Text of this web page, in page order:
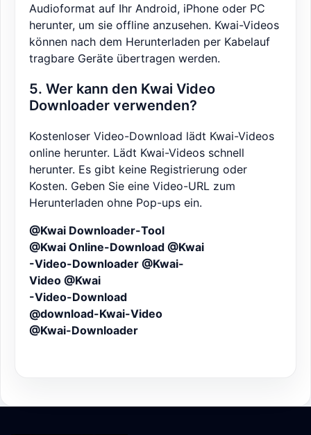
Audioformat auf Ihr Android, iPhone oder PC
herunter, um sie offline anzusehen. Kwai-Videos
können nach dem Herunterladen per Kabelauf
tragbare Geräte übertragen werden.
5. Wer kann den Kwai Video
Downloader verwenden?
Kostenloser Video-Download lädt Kwai-Videos
online herunter. Lädt Kwai-Videos schnell
herunter. Es gibt keine Registrierung oder
Kosten. Geben Sie eine Video-URL zum
Herunterladen ohne Pop-ups ein.
@Kwai Downloader-Tool
@Kwai Online-Download @Kwai
-Video-Downloader @Kwai-
Video @Kwai
-Video-Download
@download-Kwai-Video
@Kwai-Downloader